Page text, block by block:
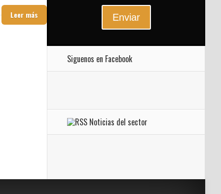
Leer más Enviar
Siguenos en Facebook
Noticias del sector